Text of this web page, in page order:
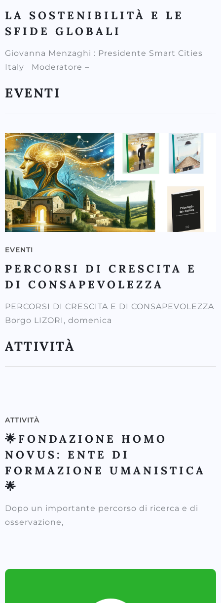
LA SOSTENIBILITÀ E LE
SFIDE GLOBALI
Giovanna Menzaghi : Presidente Smart Cities
Italy Moderatore –
EVENTI
EVENTI
PERCORSI DI CRESCITA E
DI CONSAPEVOLEZZA
PERCORSI DI CRESCITA E DI CONSAPEVOLEZZA
Borgo LIZORI, domenica
ATTIVITÀ
ATTIVITÀ
🌟FONDAZIONE HOMO
NOVUS: ENTE DI
FORMAZIONE UMANISTICA
🌟
Dopo un importante percorso di ricerca e di
osservazione,